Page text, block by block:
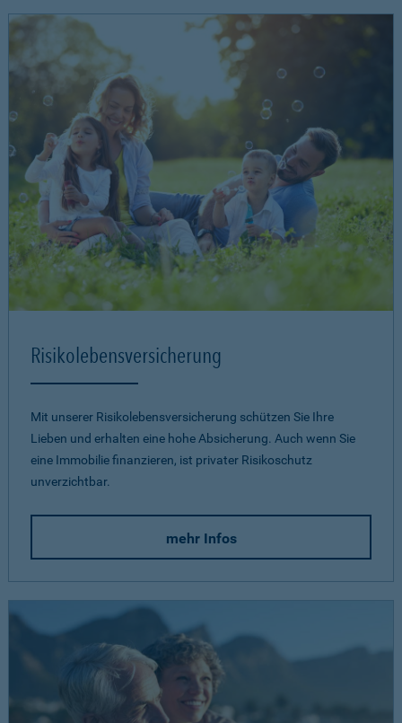
Risikolebensversicherung
Mit unserer Risikolebensversicherung schützen Sie Ihre
Lieben und erhalten eine hohe Absicherung. Auch wenn Sie
eine Immobilie finanzieren, ist privater Risikoschutz
unverzichtbar.
mehr Infos